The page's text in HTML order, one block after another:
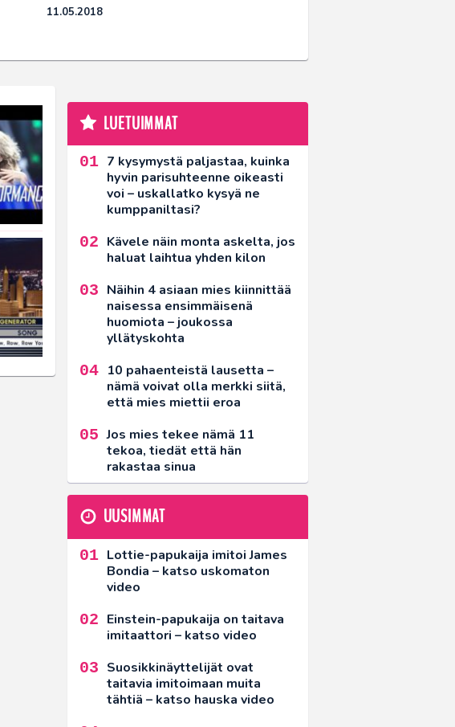
11.05.2018
LUETUIMMAT
7 kysymystä paljastaa, kuinka
hyvin parisuhteenne oikeasti
voi – uskallatko kysyä ne
kumppaniltasi?
Kävele näin monta askelta, jos
haluat laihtua yhden kilon
Näihin 4 asiaan mies kiinnittää
naisessa ensimmäisenä
huomiota – joukossa
yllätyskohta
10 pahaenteistä lausetta –
nämä voivat olla merkki siitä,
että mies miettii eroa
Jos mies tekee nämä 11
tekoa, tiedät että hän
rakastaa sinua
UUSIMMAT
Lottie-papukaija imitoi James
Bondia – katso uskomaton
video
Einstein-papukaija on taitava
imitaattori – katso video
Suosikkinäyttelijät ovat
taitavia imitoimaan muita
tähtiä – katso hauska video